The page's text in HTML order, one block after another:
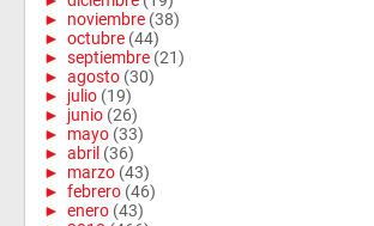
► noviembre (38)
► octubre (44)
► septiembre (21)
► agosto (30)
► julio (19)
► junio (26)
► mayo (33)
► abril (36)
► marzo (43)
► febrero (46)
► enero (43)